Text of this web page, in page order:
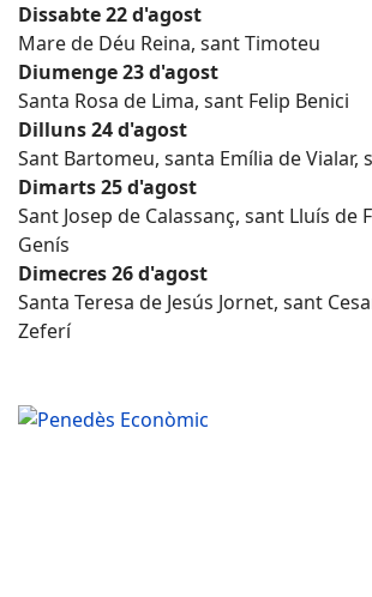
Dissabte 22 d'agost
Mare de Déu Reina, sant Timoteu
Diumenge 23 d'agost
Santa Rosa de Lima, sant Felip Benici
Dilluns 24 d'agost
Sant Bartomeu, santa Emília de Vialar,
Dimarts 25 d'agost
Sant Josep de Calassanç, sant Lluís de
Genís
Dimecres 26 d'agost
Santa Teresa de Jesús Jornet, sant
Zeferí